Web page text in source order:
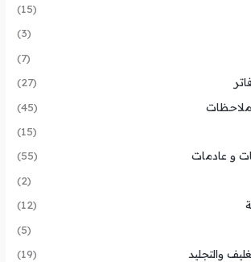
(15)
(3)
(7)
(27)
ملاحظات
(45)
(15)
و عادمات
(55)
(2)
(12)
(5)
والتجليد
(19)